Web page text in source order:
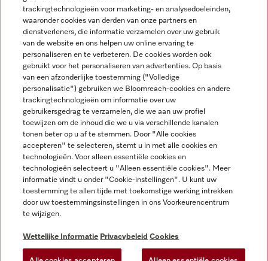
NEDERLANDS
Wettelijke Informatie
Algemene voorwaarden
Privacybeleid
Gebruiksvoorwaarden
Toegankelijkheidsverklaring
Digital Services Act
Miele op Facebook
Miele op Youtube
Miele op Instagram
Miele op Pinterest
trackingtechnologieën voor marketing- en analysedoeleinden,
waaronder cookies van derden van onze partners en
dienstverleners, die informatie verzamelen over uw gebruik
van de website en ons helpen uw online ervaring te
personaliseren en te verbeteren. De cookies worden ook
gebruikt voor het personaliseren van advertenties. Op basis
van een afzonderlijke toestemming ("Volledige
personalisatie") gebruiken we Bloomreach-cookies en andere
trackingtechnologieën om informatie over uw
gebruikersgedrag te verzamelen, die we aan uw profiel
toewijzen om de inhoud die we u via verschillende kanalen
tonen beter op u af te stemmen. Door "Alle cookies
accepteren" te selecteren, stemt u in met alle cookies en
technologieën. Voor alleen essentiële cookies en
technologieën selecteert u "Alleen essentiële cookies". Meer
informatie vindt u onder "Cookie-instellingen". U kunt uw
toestemming te allen tijde met toekomstige werking intrekken
door uw toestemmingsinstellingen in ons Voorkeurencentrum
te wijzigen.
Wettelijke Informatie Privacybeleid Cookies